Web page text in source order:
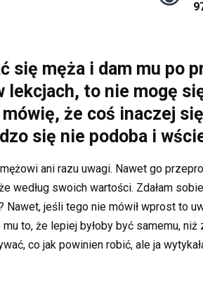
się męża i dam mu po
lekcjach, to nie mogę
że coś inaczej
się nie podoba i
ani razu uwagi. Nawet go
według swoich wartości. Zdałam
jeśli tego nie mówił wprost to
to, że lepiej byłoby być samemu,
co jak powinien robić, ale ja